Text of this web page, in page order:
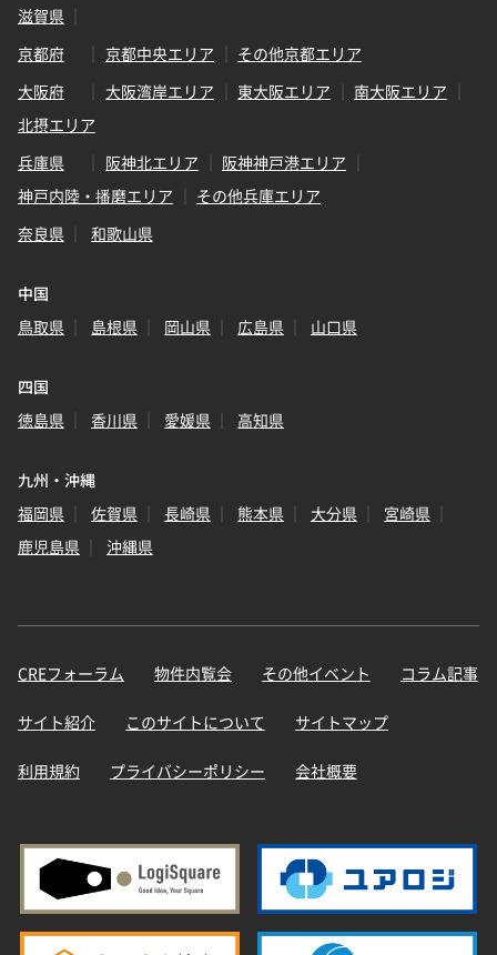
滋賀県
京都府
京都中央エリア
その他京都エリア
大阪府
大阪湾岸エリア 東大阪エリア
南大阪エリア
北摂エリア
兵庫県
阪神北エリア
阪神神戸港エリア
神戸内陸・播磨エリア
その他兵庫エリア
奈良県
和歌山県
中国
鳥取県
島根県 岡山県 広島県 山口県
四国
徳島県
香川県 愛媛県 高知県
九州・沖縄
福岡県
佐賀県 長崎県 熊本県 大分県
宮崎県
鹿児島県
沖縄県
CREフォーラム 物件内覧会 その他イベント コラム記事
サイト紹介 このサイトについて サイトマップ
利用規約 プライバシーポリシー 会社概要